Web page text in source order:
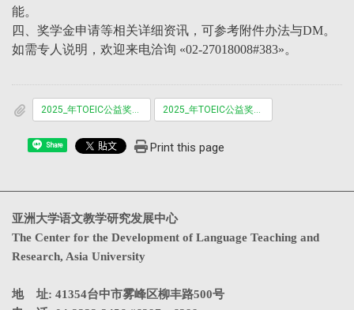
能。
四、奖学金申请等相关详细资讯，可参考附件办法与DM。
如需专人说明，欢迎来电洽询 «02-27018008#383»。
Share Print this page
亚洲大学语文教学研究发展中心
The Center for the Development of Language Teaching and
Research, Asia University
地 址: 41354台中市雾峰区柳丰路500号